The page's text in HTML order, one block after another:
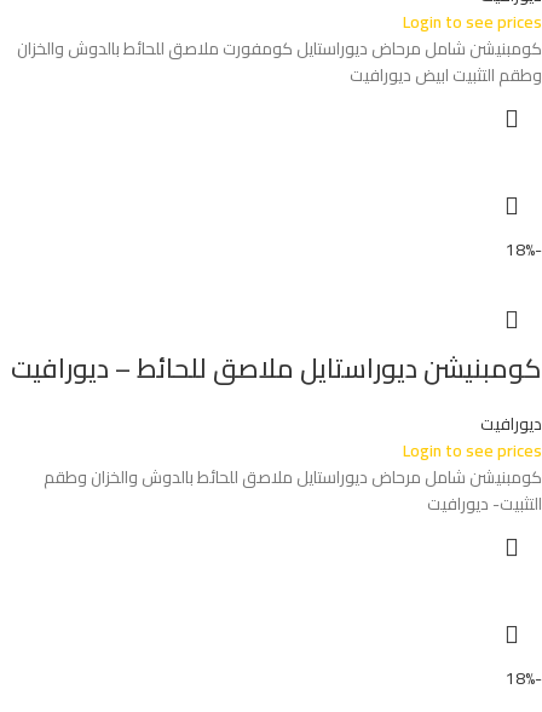
Login to see prices
كومبنيشن شامل مرحاض ديوراستايل كومفورت ملاصق للحائط بالدوش والخزان
وطقم التثبيت ابيض ديورافيت
-18%
كومبنيشن ديوراستايل ملاصق للحائط – ديورافيت
ديورافيت
Login to see prices
كومبنيشن شامل مرحاض ديوراستايل ملاصق للحائط بالدوش والخزان وطقم
التثبيت- ديورافيت
-18%